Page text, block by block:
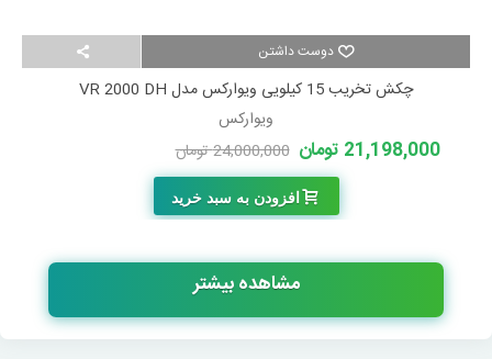
دوست داشتن
چکش تخریب 15 کیلویی ویوارکس مدل VR 2000 DH
ویوارکس
21,198,000 تومان 24,000,000 تومان
افزودن به سبد خرید
مشاهده بیشتر